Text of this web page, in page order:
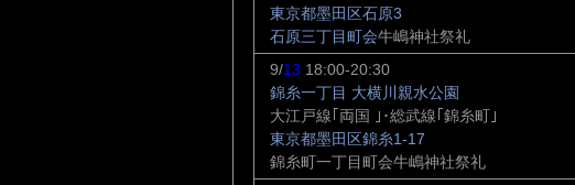
東京都墨田区石原3
石原三丁目町会牛嶋神社祭礼
9/13 18:00-20:30
錦糸一丁目 大横川親水公園
大江戸線｢両国 ｣･総武線｢錦糸町｣
東京都墨田区錦糸1-17
錦糸町一丁目町会牛嶋神社祭礼